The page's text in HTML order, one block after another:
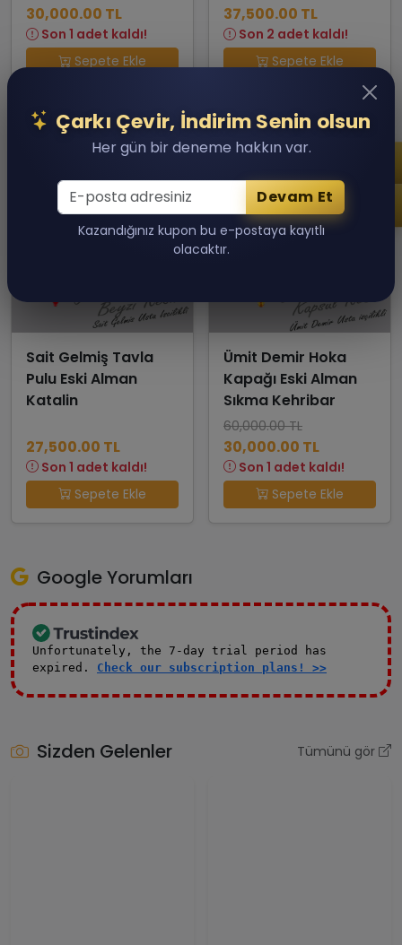
30,000.00 TL
Son 1 adet kaldı!
Sepete Ekle
37,500.00 TL
Son 2 adet kaldı!
Sepete Ekle
Sait Gelmiş Tavla
Pulu Eski Alman
Katalin
27,500.00 TL
Son 1 adet kaldı!
Sepete Ekle
Ümit Demir Hoka
Kapağı Eski Alman
Sıkma Kehribar
60,000.00 TL
30,000.00 TL
Son 1 adet kaldı!
Sepete Ekle
Google Yorumları
Unfortunately, the 7-day trial period has
expired. Check our subscription plans! >>
Sizden Gelenler Tümünü gör
Çarkı Çevir, İndirim Senin olsun
Her gün bir deneme hakkın var.
Devam Et
Kazandığınız kupon bu e-postaya kayıtlı
olacaktır.